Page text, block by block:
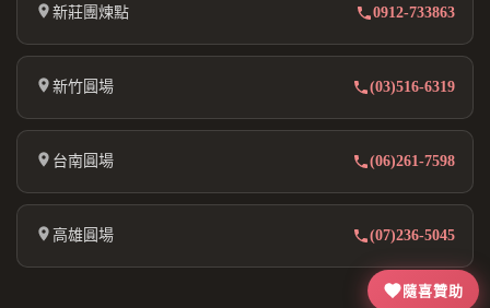
隨喜贊助
新莊團煉點 0912-733863
新竹圓場 (03)516-6319
台南圓場 (06)261-7598
高雄圓場 (07)236-5045